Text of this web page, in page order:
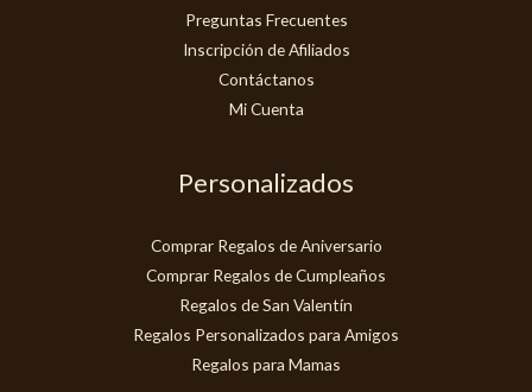
Preguntas Frecuentes
Inscripción de Afiliados
Contáctanos
Mi Cuenta
Personalizados
Comprar Regalos de Aniversario
Comprar Regalos de Cumpleaños
Regalos de San Valentín
Regalos Personalizados para Amigos
Regalos para Mamas